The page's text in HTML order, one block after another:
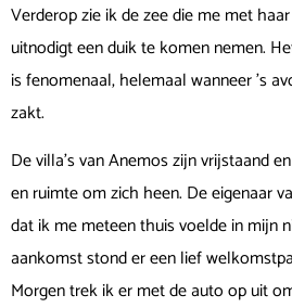
Verderop zie ik de zee die me met
uitnodigt een duik te komen nemen.
is fenomenaal, helemaal wanneer ’s
zakt.
De villa’s van Anemos zijn vrijstaand
en ruimte om zich heen. De eigenaar
dat ik me meteen thuis voelde in mijn
aankomst stond er een lief
Morgen trek ik er met de auto op uit